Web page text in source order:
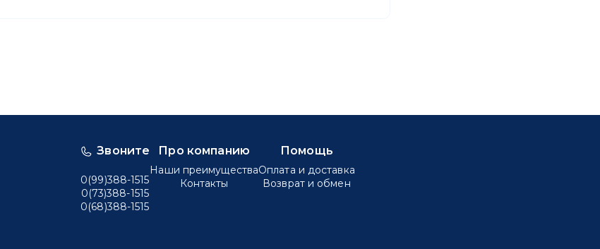
Звоните
0(99)388-1515
0(73)388-1515
0(68)388-1515
Про компанию
Наши преимущества
Контакты
Помощь
Оплата и доставка
Возврат и обмен